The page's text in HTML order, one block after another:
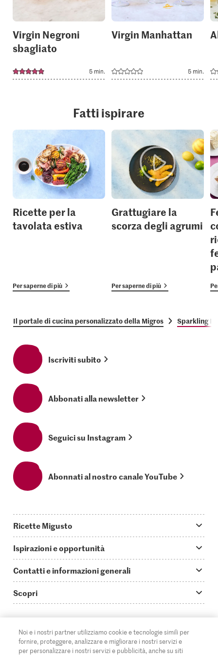
Virgin Negroni
sbagliato
5 min.
Virgin Manhattan
5 min.
Fatti ispirare
Ricette per la
tavolata estiva
Per saperne di più
Grattugiare la
scorza degli agrumi
Per saperne di più
Il portale di cucina personalizzato della Migros Sparkling
Iscriviti subito
Abbonati alla newsletter
Seguici su Instagram
Abonnati al nostro canale YouTube
Ricette Migusto
Oggi cucino
Piatti principali
Ricette semplici & veloci
Ricette al forno
Ispirazioni e opportunità
Storie
Video How to
Login Migusto
Contatti e informazioni generali
Guida alle abbreviazioni
Contatti
Pubblicità
Scopri
Migros Online
A proposito della Migros
Noi e i nostri partner utilizziamo cookie e tecnologie simili per
fornire, proteggere, analizzare e migliorare i nostri servizi e
per personalizzare i nostri servizi e pubblicità, anche su siti